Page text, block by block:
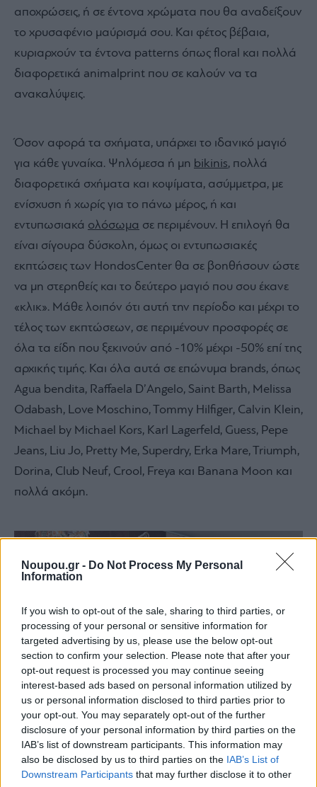
Noupou.gr - Do Not Process My Personal
Information
If you wish to opt-out of the sale, sharing to third parties, or
processing of your personal or sensitive information for
targeted advertising by us, please use the below opt-out
section to confirm your selection. Please note that after your
opt-out request is processed you may continue seeing
interest-based ads based on personal information utilized by
us or personal information disclosed to third parties prior to
your opt-out. You may separately opt-out of the further
disclosure of your personal information by third parties on the
IAB’s list of downstream participants. This information may
also be disclosed by us to third parties on the IAB’s List of
Downstream Participants that may further disclose it to other
αποχρώσεις, ή σε έντονα χρώματα που θα αναδείξουν
το χρυσαφένιο μαύρισμά σου. Και φέτος βέβαια,
κυριαρχούν τα έντονα patterns όπως floral και πολλά
διαφορετικά animalprint που σε καλούν να τα
ανακαλύψεις.
Όσον αφορά τα σχήματα, υπάρχει το ιδανικό μαγιό
για κάθε γυναίκα. Ψηλόμεσα ή μη bikinis, πολλά
διαφορετικά σχήματα και κοψίματα, ασύμμετρα, με
ενίσχυση ή χωρίς για το πάνω μέρος, ή και
εντυπωσιακά ολόσωμα σε περιμένουν. Η επιλογή θα
είναι σίγουρα δύσκολη, όμως οι εντυπωσιακές
εκπτώσεις των HondosCenter θα σε βοηθήσουν ώστε
να μη στερηθείς και το δεύτερο μαγιό που σου έκανε
«κλικ». Μάθε λοιπόν ότι αυτή την περίοδο και μέχρι το
τέλος των εκπτώσεων, σε περιμένουν προσφορές σε
όλα τα είδη που ξεκινούν από -10% μέχρι -50% επί της
αρχικής τιμής. Και όλα αυτά σε επώνυμα brands, όπως
Agua bendita, Raffaela D’Angelo, Saint Barth, Melissa
Odabash, Love Moschino, Tommy Hilfiger, Calvin Klein,
Michael by Michael Kors, Karl Lagerfeld, Guess, Pepe
Jeans, Liu Jo, Pretty Me, Superdry, Erka Mare, Triumph,
Dorina, Club Neuf, Crool, Freya και Banana Moon και
πολλά ακόμη.
Στο corner της Pretty Me στον 2ο όροφο συνδυάζεις το αγαπημένο
σου bikini top με το bottom που σου πηγαίνει.